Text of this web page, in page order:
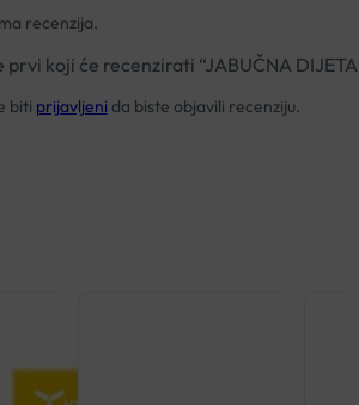
recenzija.
prvi koji će recenzirati “JABUČNA
biti prijavljeni da biste objavili recenziju.